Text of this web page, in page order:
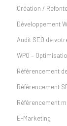
Création /
Développement
Audit SEO de
WPO –
Référencement
Référencement
Référencement
E-Marketing